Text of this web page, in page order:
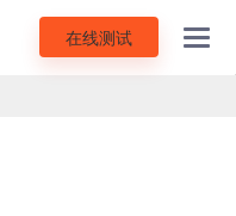
在线测试